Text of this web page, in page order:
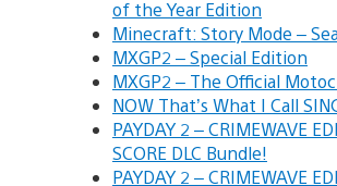
of the Year Edition
Minecraft: Story Mode –
MXGP2 – Special Edition
MXGP2 – The Official
NOW That’s What I Call
PAYDAY 2 – CRIMEWAVE
SCORE DLC Bundle!
PAYDAY 2 – CRIMEWAVE